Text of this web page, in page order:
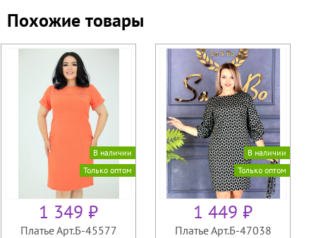
Похожие товары
В наличии
Только оптом
1 349 ₽
Платье Арт.Б-45577
В наличии
Только оптом
1 449 ₽
Платье Арт.Б-47038